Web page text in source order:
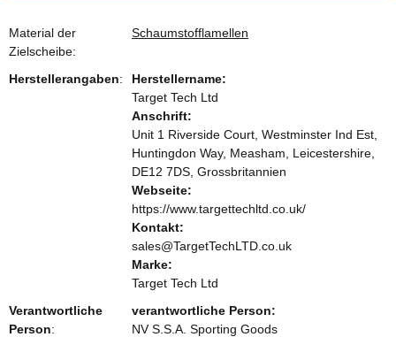
Material der
Zielscheibe:
Schaumstofflamellen
Herstellerangaben:
Herstellername:
Target Tech Ltd
Anschrift:
Unit 1 Riverside Court, Westminster Ind Est,
Huntingdon Way, Measham, Leicestershire,
DE12 7DS, Grossbritannien
Webseite:
https://www.targettechltd.co.uk/
Kontakt:
sales@TargetTechLTD.co.uk
Marke:
Target Tech Ltd
Verantwortliche
Person:
verantwortliche Person:
NV S.S.A. Sporting Goods